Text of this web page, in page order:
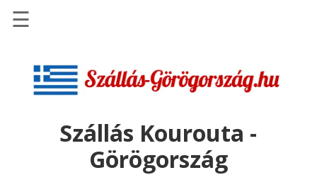
Szállások
Repülőjegy
pénzvisszatérítéssel
☰
Szállás Kourouta -
Görögország